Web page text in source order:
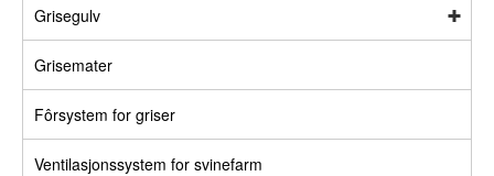
Grisegulv
Grisemater
Fôrsystem for griser
Ventilasjonssystem for svinefarm